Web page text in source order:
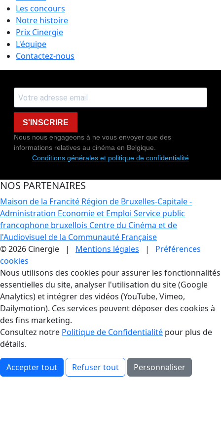
Les concours
Notre histoire
Prix Cinergie
L'équipe
Contactez-nous
S'INSCRIRE
Nous nous engageons à ne vous envoyer que des
informations relatives au cinéma en Belgique.
Conditions générales et politique de confidentialité
NOS PARTENAIRES
Maison de la Francité Région de Bruxelles-Capitale -
Administration Economie et Emploi Service public
francophone bruxellois Centre du Cinéma et de
l'Audiovisuel de la Communauté Française
© 2026 Cinergie | Mentions légales | Préférences
cookies
Gestion des Cookies
Nous utilisons des cookies pour assurer les fonctionnalités
essentielles du site, analyser l'utilisation du site (Google
Analytics) et intégrer des vidéos (YouTube, Vimeo,
Dailymotion). Ces services peuvent déposer des cookies à
des fins marketing.
Consultez notre Politique de Confidentialité pour plus de
détails.
Accepter tout Refuser tout Personnaliser